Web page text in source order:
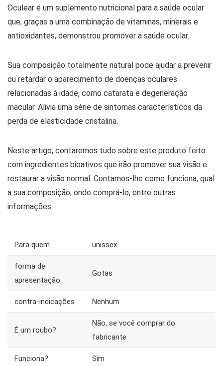
Oculear é um suplemento nutricional para a saúde ocular
que, graças a uma combinação de vitaminas, minerais e
antioxidantes, demonstrou promover a saúde ocular.
Sua composição totalmente natural pode ajudar a prevenir
ou retardar o aparecimento de doenças oculares
relacionadas à idade, como catarata e degeneração
macular. Alivia uma série de sintomas característicos da
perda de elasticidade cristalina.
Neste artigo, contaremos tudo sobre este produto feito
com ingredientes bioativos que irão promover sua visão e
restaurar a visão normal. Contamos-lhe como funciona, qual
a sua composição, onde comprá-lo, entre outras
informações.
Para quem unissex
forma de
apresentação
Gotas
contra-indicações Nenhum
É um roubo?
Não, se você comprar do
fabricante
Funciona? Sim